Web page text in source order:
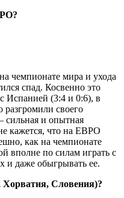
чемпионате мира и ухода
спад. Косвенно это
Испанией (3:4 и 0:6), в
своего
сильная и опытная
кажется, что на ЕВРО
как на чемпионате
вполне по силам играть с
и даже обыгрывать ее.
Словения)?